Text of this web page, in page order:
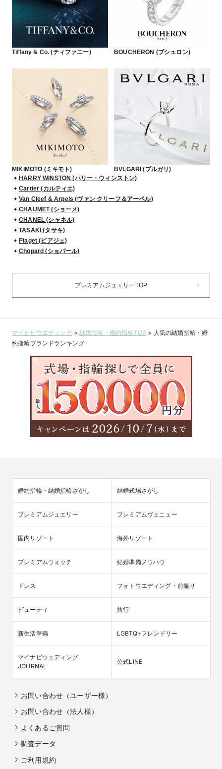
Tiffany & Co. (ティファニー) BOUCHERON (ブシュロン)
MIKIMOTO (ミキモト)
BVLGARI (ブルガリ)
HARRY WINSTON (ハリー・ウィンストン)
Cartier (カルティエ)
Van Cleef & Arpels (ヴァン クリーフ＆アーペル)
CHAUMET (ショーメ)
CHANEL (シャネル)
TASAKI (タサキ)
Piaget (ピアジェ)
Chopard (ショパール)
プレミアムジュエリーTOP
マイナビウエディング>結婚指輪・婚約指輪TOP > 人気の結婚指輪・婚
約指輪ブランドランキング
婚約指輪・結婚指輪さがし 結婚式場さがし
プレミアムジュエリー プレミアムヴェニュー
国内リゾート 海外リゾート
プレミアムウォッチ 結婚準備ノウハウ
ドレス フォトウエディング・前撮り
ビューティ 旅行
新生活準備 LGBTQ+フレンドリー
マイナビウエディング
JOURNAL
公式LINE
お問い合わせ（ユーザー様）
お問い合わせ（法人様）
よくあるご質問
調査データ
ご利用規約